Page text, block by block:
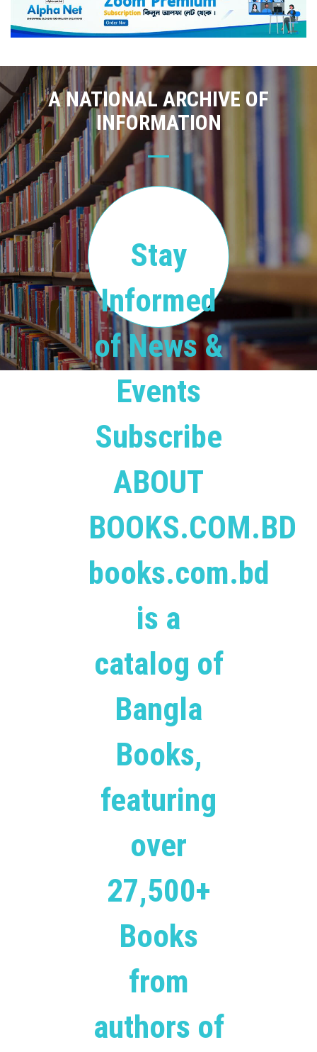
A NATIONAL ARCHIVE OF
INFORMATION
Stay
Informed
of News &
Events
Subscribe
ABOUT
BOOKS.COM.BD
books.com.bd
is a
catalog of
Bangla
Books,
featuring
over
27,500+
Books
from
authors of